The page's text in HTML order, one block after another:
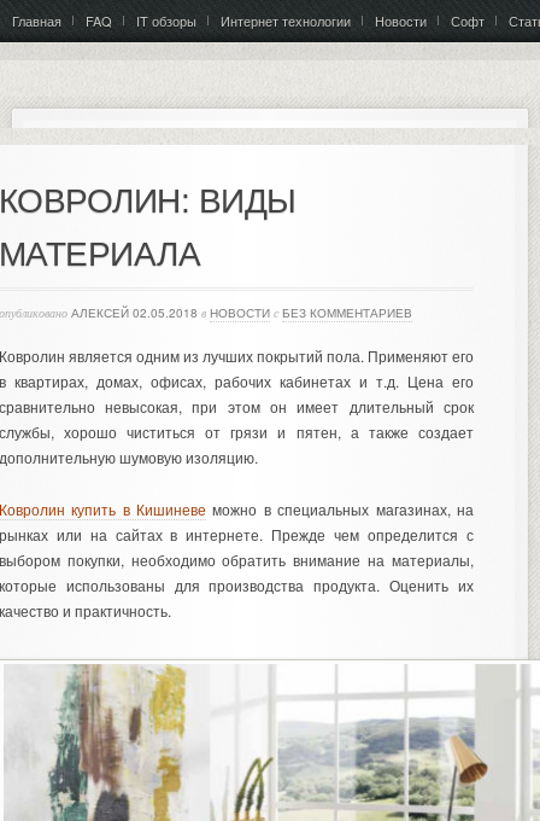
Главная FAQ IT обзоры Интернет технологии Новости Софт
ВИДЫ
АЛЕКСЕЙ 02.05.2018 в НОВОСТИ с БЕЗ КОММЕНТАРИЕВ
является одним из лучших покрытий пола. Применяют его
квартирах, домах, офисах, рабочих кабинетах и т.д. Цена его
невысокая, при этом он имеет длительный срок
хорошо чиститься от грязи и пятен, а также создает
шумовую изоляцию.
купить в Кишиневе можно в специальных магазинах, на
или на сайтах в интернете. Прежде чем определится с
покупки, необходимо обратить внимание на материалы,
использованы для производства продукта. Оценить их
и практичность.